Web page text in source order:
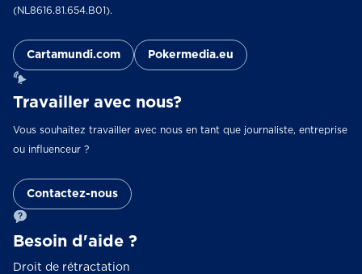
(NL8616.81.654.B01).
Cartamundi.com Pokermedia.eu
Travailler avec nous?
Vous souhaitez travailler avec nous en tant que journaliste, entreprise
ou influenceur ?
Contactez-nous
Besoin d'aide ?
Droit de rétractation